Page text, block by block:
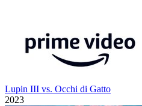
Lupin III vs. Occhi di Gatto
2023